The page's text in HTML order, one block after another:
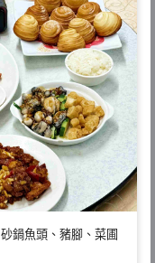
鍋魚頭、豬腳、菜圃